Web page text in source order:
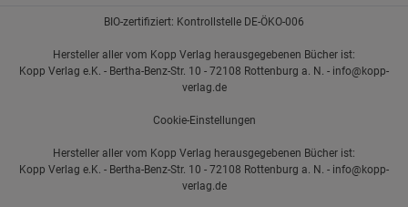
BIO-zertifiziert: Kontrollstelle DE-ÖKO-006
Hersteller aller vom Kopp Verlag herausgegebenen Bücher ist:
Kopp Verlag e.K. - Bertha-Benz-Str. 10 - 72108 Rottenburg a. N. - info@kopp-
verlag.de
Cookie-Einstellungen
Hersteller aller vom Kopp Verlag herausgegebenen Bücher ist:
Kopp Verlag e.K. - Bertha-Benz-Str. 10 - 72108 Rottenburg a. N. - info@kopp-
verlag.de